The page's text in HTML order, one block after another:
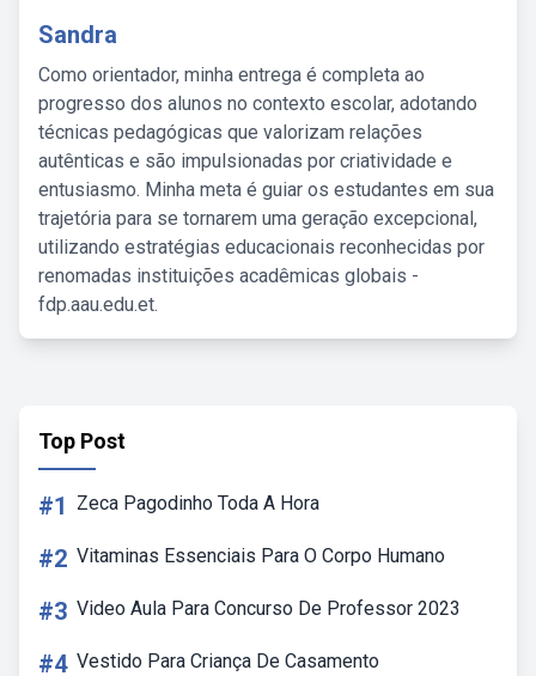
Sandra
Como orientador, minha entrega é completa ao
progresso dos alunos no contexto escolar, adotando
técnicas pedagógicas que valorizam relações
autênticas e são impulsionadas por criatividade e
entusiasmo. Minha meta é guiar os estudantes em sua
trajetória para se tornarem uma geração excepcional,
utilizando estratégias educacionais reconhecidas por
renomadas instituições acadêmicas globais -
fdp.aau.edu.et.
Top Post
#1 Zeca Pagodinho Toda A Hora
#2 Vitaminas Essenciais Para O Corpo Humano
#3 Video Aula Para Concurso De Professor 2023
#4 Vestido Para Criança De Casamento